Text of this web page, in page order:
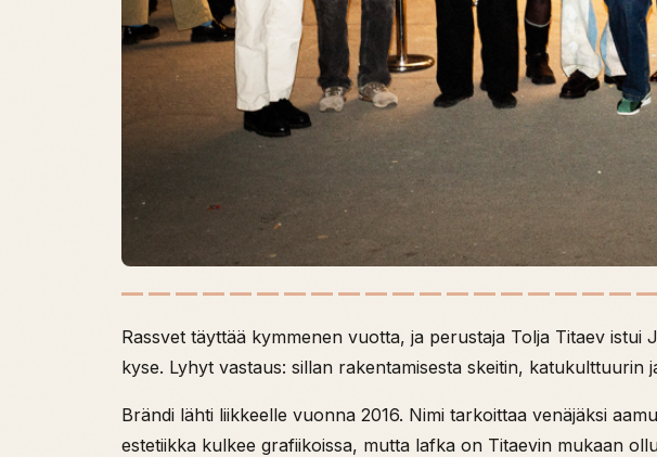
Rassvet täyttää kymmenen vuotta, ja perustaja Tolja Titaev
kyse. Lyhyt vastaus: sillan rakentamisesta skeitin,
Brändi lähti liikkeelle vuonna 2016. Nimi tarkoittaa venäjäksi
estetiikka kulkee grafiikoissa, mutta lafka on Titaevin mukaan